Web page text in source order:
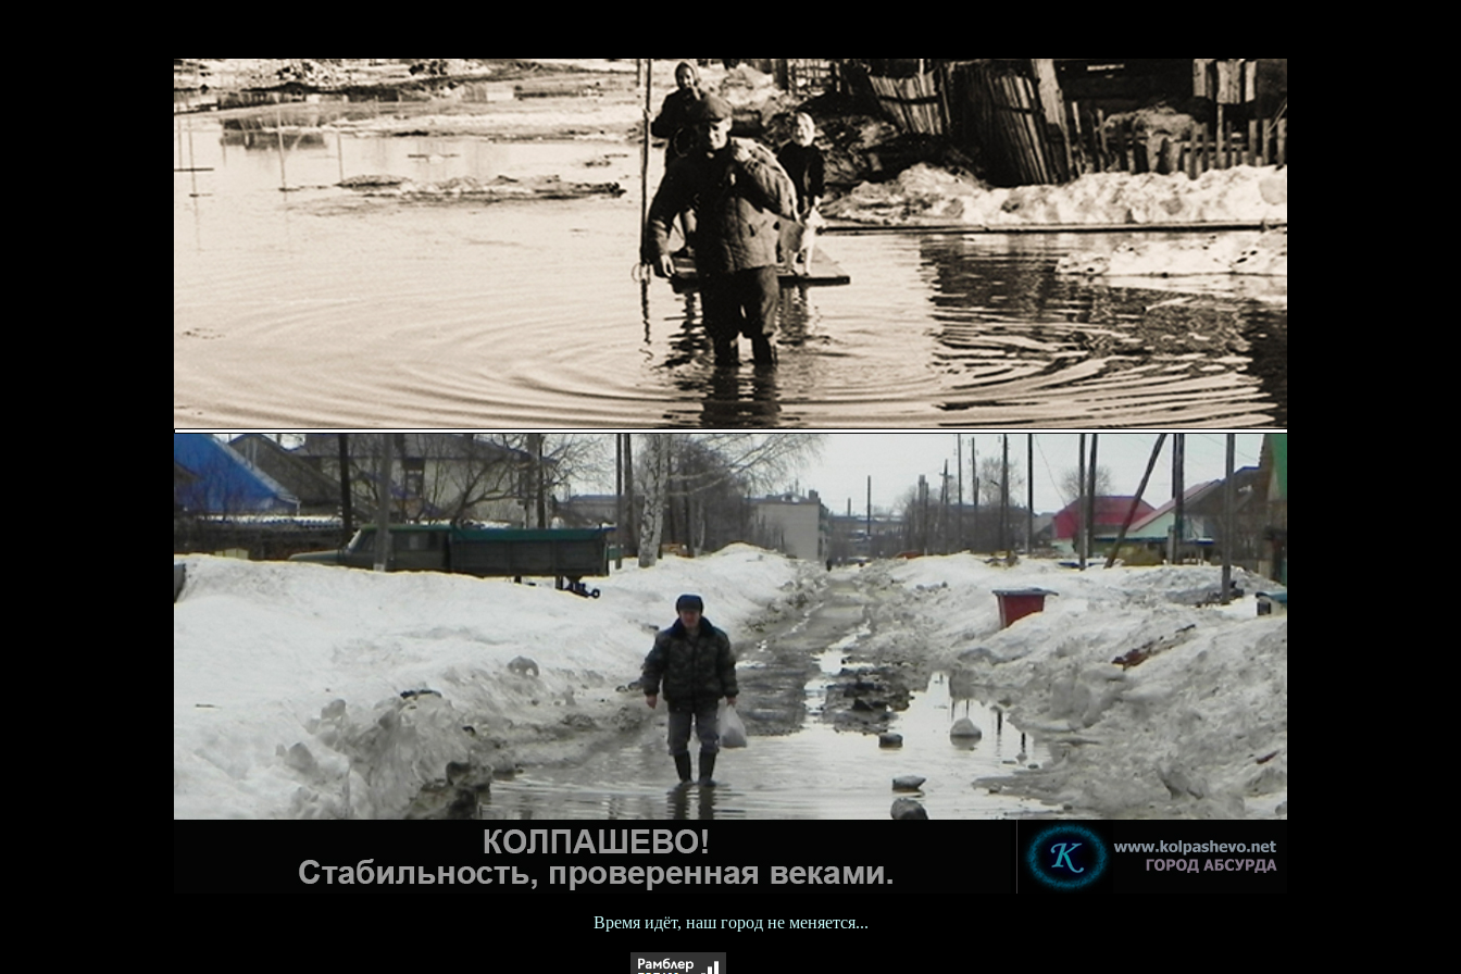
Время идёт, наш город не меняется...